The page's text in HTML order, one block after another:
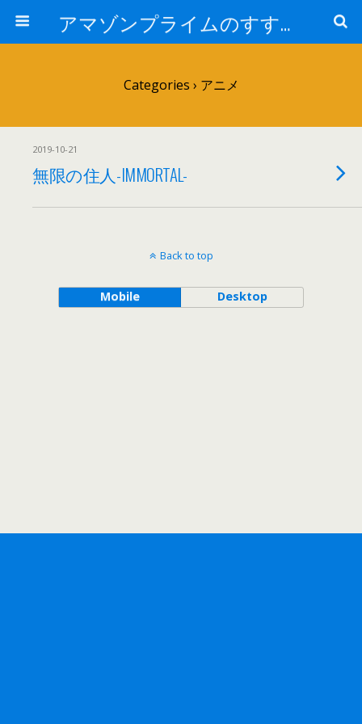
アマゾンプライムのすすめ！
Categories › アニメ
2019-10-21
無限の住人-IMMORTAL-
Back to top
Mobile Desktop